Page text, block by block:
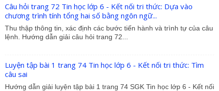
Câu hỏi trang 72 Tin học lớp 6 - Kết nối tri thức: Dựa vào
chương trình tính tổng hai số bằng ngôn ngữ...
Thu thập thông tin, xác định các bước tiến hành và trình tự của câu
lệnh. Hướng dẫn giải câu hỏi trang 72...
Luyện tập bài 1 trang 74 Tin học lớp 6 - Kết nối tri thức: Tìm
câu sai
Hướng dẫn giải luyện tập bài 1 trang 74 SGK Tin học lớp 6 - Kết nối